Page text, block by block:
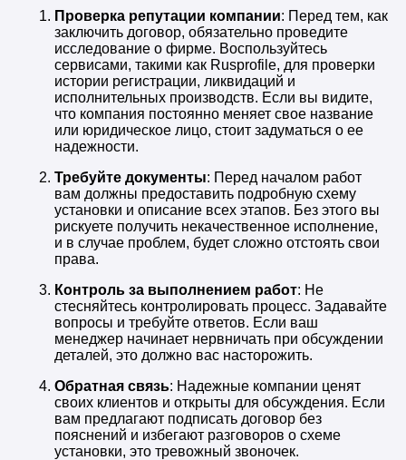
Проверка репутации компании: Перед тем, как
заключить договор, обязательно проведите
исследование о фирме. Воспользуйтесь
сервисами, такими как Rusprofile, для проверки
истории регистрации, ликвидаций и
исполнительных производств. Если вы видите,
что компания постоянно меняет свое название
или юридическое лицо, стоит задуматься о ее
надежности.
Требуйте документы: Перед началом работ
вам должны предоставить подробную схему
установки и описание всех этапов. Без этого вы
рискуете получить некачественное исполнение,
и в случае проблем, будет сложно отстоять свои
права.
Контроль за выполнением работ: Не
стесняйтесь контролировать процесс. Задавайте
вопросы и требуйте ответов. Если ваш
менеджер начинает нервничать при обсуждении
деталей, это должно вас насторожить.
Обратная связь: Надежные компании ценят
своих клиентов и открыты для обсуждения. Если
вам предлагают подписать договор без
пояснений и избегают разговоров о схеме
установки, это тревожный звоночек.